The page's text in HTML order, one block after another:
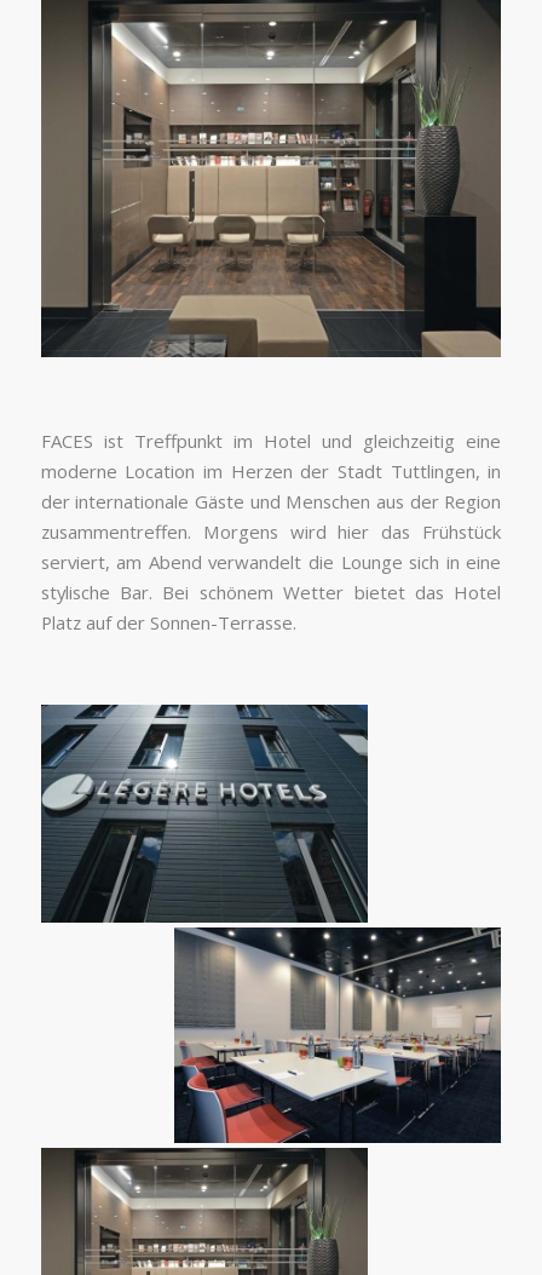
FACES ist Treffpunkt im Hotel und gleichzeitig eine
moderne Location im Herzen der Stadt Tuttlingen, in
der internationale Gäste und Menschen aus der Region
zusammentreffen. Morgens wird hier das Frühstück
serviert, am Abend verwandelt die Lounge sich in eine
stylische Bar. Bei schönem Wetter bietet das Hotel
Platz auf der Sonnen-Terrasse.